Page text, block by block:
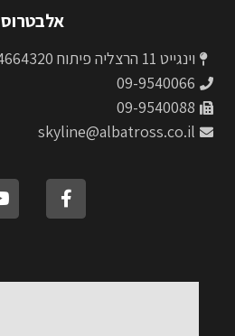
אלבטרוס
וינגייט 11 הרצליה פיתוח 4664320
09-9540066
09-9540088
skyline@albatross.co.il